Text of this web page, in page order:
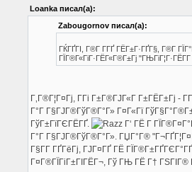
Loanka писал(а):
Zabougornov писал(а):
ГЌГҐГІ, Г®Г­ Г­ГҐ ГЁГ±Г·ГҐГ§, Г®Г­
ГЇГ®Г«ГіГ·ГЁГ«Г®Г±Гј
Г‚Г®Г¦Г¤Гј, Г­Гі Г±Г®ГЈГ«Г Г±ГЁГ±Гј
Г°Г Г§ГЈГ®ГўГ®Г°Г» Г¤Г«Гї
ГўГ±ГїГЄГЁГҐ.
Г‘ ГЁ Г
Г°Г Г§ГЈГ®ГўГ®Г°Г». ГЏГ°Г®
Г§Г­Г ГҐГёГј, ГЈГ¤ГҐ ГЁ
Г¤Г®ГЇГіГ±ГІГЁГ¬, Гў ГЊ ГЁ Г† ГЅГІГ®